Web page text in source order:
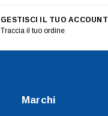
GESTISCI IL TUO ACCOUNT
Traccia il tuo ordine
Marchi